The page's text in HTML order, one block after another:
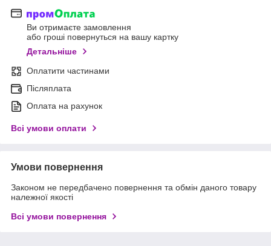
Ви отримаєте замовлення
або гроші повернуться на вашу картку
Детальніше
Оплатити частинами
Післяплата
Оплата на рахунок
Всі умови оплати
Умови повернення
Законом не передбачено повернення та обмін даного товару
належної якості
Всі умови повернення